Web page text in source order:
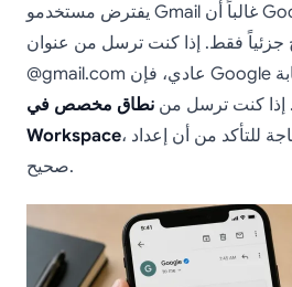
يفترض مستخدمو Gmail غالباً أن Google تتعامل مع كل شيء
جزئياً فقط. إذا كنت ترسل من عنوان
@gmail.com عادي، فإن Google تدير بيئة المصادقة نيابة
إذا كنت ترسل من نطاق مخصص في Google
Workspace، فأنت بحاجة للتأكد من أن إعداد DKIM لنطاقك
صحيح.